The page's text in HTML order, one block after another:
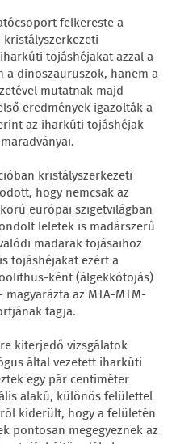
felkereste a
tojáshéjakat azzal a
a dinoszauruszok, hanem a
mutatnak majd
eredmények igazolták a
az iharkúti tojáshéjak
kristályszerkezeti
hogy nemcsak az
európai szigetvilágban
leletek is madárszerű
madarak tojásaihoz
tojáshéjakat ezért a
ként (álgekkótojás)
az MTA-MTM-
tagja.
kiterjedő vizsgálatok
által vezetett iharkúti
egy pár centiméter
alakú, különös felülettel
kiderült, hogy a felületén
pontosan megegyeznek az